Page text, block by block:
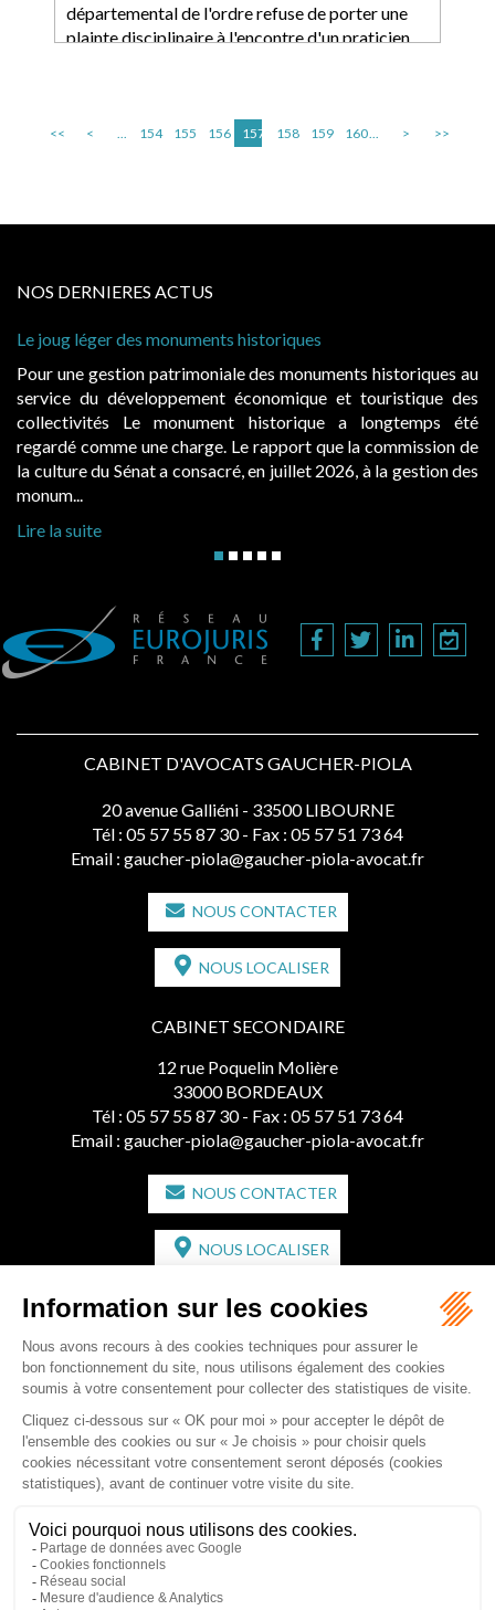
départemental de l'ordre refuse de porter une
plainte disciplinaire à l'encontre d'un praticien
<< < ... 154 155 156 157 158 159 160... > >>
NOS DERNIERES ACTUS
historiques
des monuments historiques au
et touristique des
historique a longtemps été
rapport que la commission de
en juillet 2026, à la gestion des
Cabines de plage : le juge
Evocatrices des bains de
également un beau sujet
public, elles donnent lieu au
d’occupation. Saisies par des
CABINET D'AVOCATS GAUCHER-PIOLA
20 avenue Galliéni - 33500 LIBOURNE
Tél : 05 57 55 87 30 - Fax : 05 57 51 73 64
Email : gaucher-piola@gaucher-piola-avocat.fr
NOUS CONTACTER
NOUS LOCALISER
CABINET SECONDAIRE
12 rue Poquelin Molière
33000 BORDEAUX
Tél : 05 57 55 87 30 - Fax : 05 57 51 73 64
Email : gaucher-piola@gaucher-piola-avocat.fr
NOUS CONTACTER
NOUS LOCALISER
CABINET SECONDAIRE
2 bis Avenue de l'Europe
33350 ST MAGNE-DE-CASTILLON
Tél :05 57 55 87 30 - Fax : 05 57 51 73 64
Email :gaucher-piola@gaucher-piola-avocat.fr
NOUS CONTACTER
NOUS LOCALISER